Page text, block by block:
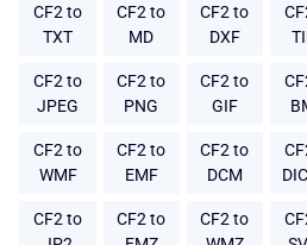
CF2 to
TXT
CF2 to
MD
CF2 to
DXF
CF2 to
JPEG
CF2 to
PNG
CF2 to
GIF
CF2 to
WMF
CF2 to
EMF
CF2 to
DCM
CF2 to
CF2 to
CF2 to